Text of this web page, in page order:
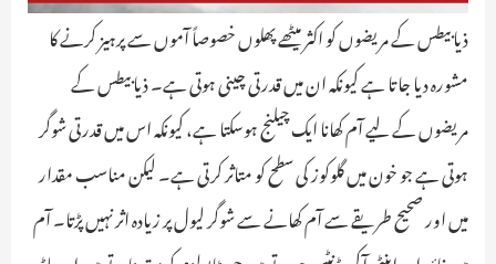
ذیابیطس کے مریضوں کو اکثر میٹھے پھلوں خصوصاً آموں سے پرہیز کرنے کا
مشورہ دیا جاتا ہے کیونکہ ان میں قدرتی چینی ہوتی ہے۔ ذیابیطس کے
مریضوں کے لیے آم کھانا ایک چیلنج ہوسکتا ہے، کیونکہ اس میں قدرتی شوگر
ہوتی ہے جو خون میں گلوکوز کی سطح کو متاثر کرتی ہے۔ لیکن مناسب مقدار
میں اور صحیح طریقے سے آم کھانے سے شوگر لیول پر زیادہ اثر نہیں پڑتا۔ آم